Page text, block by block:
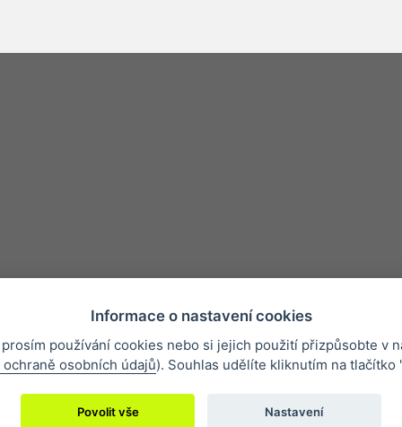
Nejčastější otázky Ochrana osobních údajů O společnosti
Informace o nastavení cookies
používání cookies nebo si jejich použití přizpůsobte v
osobních údajů). Souhlas udělíte kliknutím na tlačítko
Povolit vše Nastavení